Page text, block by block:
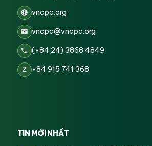
vncpc.org
vncpc@vncpc.org
(+84 24) 3868 4849
Z +84 915 741 368
TIN MỚI NHẤT